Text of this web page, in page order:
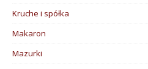
Kruche i spółka
Makaron
Mazurki